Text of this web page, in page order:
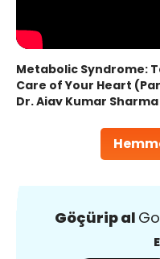
Metabolic Syndrome:
Care of Your Heart
Dr. Ajay Kumar Sharma
Göçürip al